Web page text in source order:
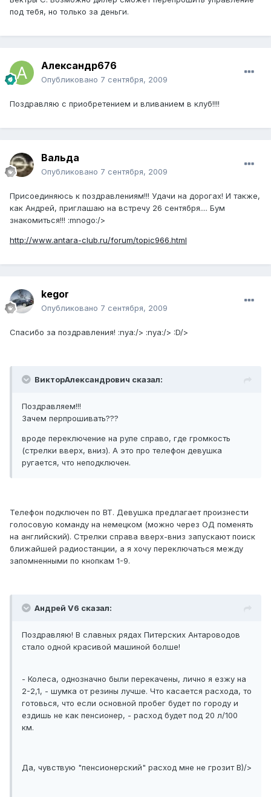
под тебя, но только за деньги.
Александр676
Опубликовано 7 сентября, 2009
Поздравляю с приобретением и вливанием в клуб!!!!
Вальда
Опубликовано 7 сентября, 2009
Присоединяюсь к поздравлениям!!! Удачи на дорогах! И также,
как Андрей, приглашаю на встречу 26 сентября.... Бум
знакомиться!!! :mnogo:/>
http://www.antara-club.ru/forum/topic966.html
kegor
Опубликовано 7 сентября, 2009
Спасибо за поздравления! :nya:/> :nya:/> :D/>
ВикторАлександрович сказал:
Поздравляем!!!
Зачем перпрошивать???
вроде переключение на руле справо, где громкость
(стрелки вверх, вниз). А это про телефон девушка
ругается, что неподключен.
Телефон подключен по BT. Девушка предлагает произнести
голосовую команду на немецком (можно через ОД поменять
на английский). Стрелки справа вверх-вниз запускают поиск
ближайшей радиостанции, а я хочу переключаться между
запомненными по кнопкам 1-9.
Андрей V6 сказал:
Поздравляю! В славных рядах Питерских Антароводов
стало одной красивой машиной болше!
- Колеса, однозначно были перекачены, лично я езжу на
2-2,1, - шумка от резины лучше. Что касается расхода, то
готовься, что если основной пробег будет по городу и
ездишь не как пенсионер, - расход будет под 20 л/100
км.
Да, чувствую "пенсионерский" расход мне не грозит B)/>